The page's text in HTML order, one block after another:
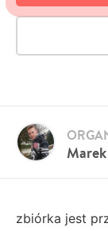
zbiórka jest